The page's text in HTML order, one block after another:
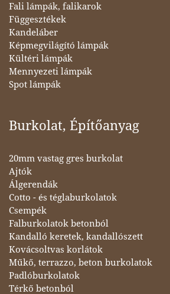
Fali lámpák, falikarok
Függesztékek
Kandeláber
Képmegvilágító lámpák
Kültéri lámpák
Mennyezeti lámpák
Spot lámpák
Burkolat, Építőanyag
20mm vastag gres burkolat
Ajtók
Álgerendák
Cotto - és téglaburkolatok
Csempék
Falburkolatok betonból
Kandalló keretek, kandallószett
Kovácsoltvas korlátok
Műkő, terrazzo, beton burkolatok
Padlóburkolatok
Térkő betonból